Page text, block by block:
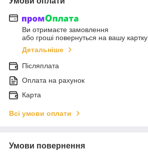
Ви отримаєте замовлення
або гроші повернуться на вашу картку
Детальніше
Післяплата
Оплата на рахунок
Карта
Всі умови оплати
Умови повернення